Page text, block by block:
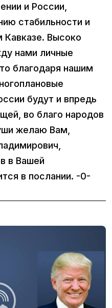
и России,
стабильности и
Высоко
нами личные
благодаря нашим
будут и впредь
во благо народов
желаю Вам,
в Вашей
в послании. -0-